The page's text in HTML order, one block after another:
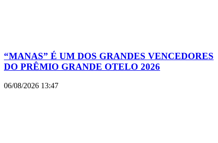
“MANAS” É UM DOS GRANDES VENCEDORES
DO PRÊMIO GRANDE OTELO 2026
06/08/2026 13:47